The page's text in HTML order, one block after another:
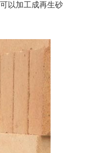
以加工成再生砂